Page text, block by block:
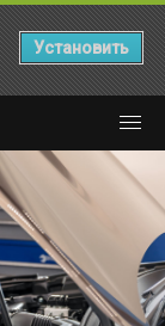
Установить